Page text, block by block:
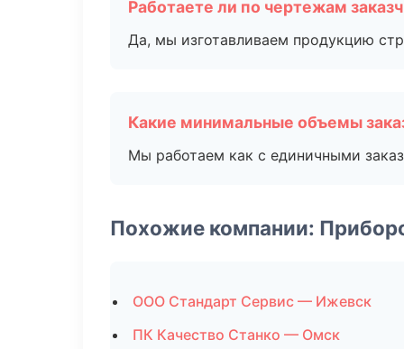
Работаете ли по чертежам
Да, мы изготавливаем продукцию
Какие минимальные объемы
Мы работаем как с единичными
Похожие компании:
ООО Стандарт Сервис — Ижевск
ПК Качество Станко — Омск